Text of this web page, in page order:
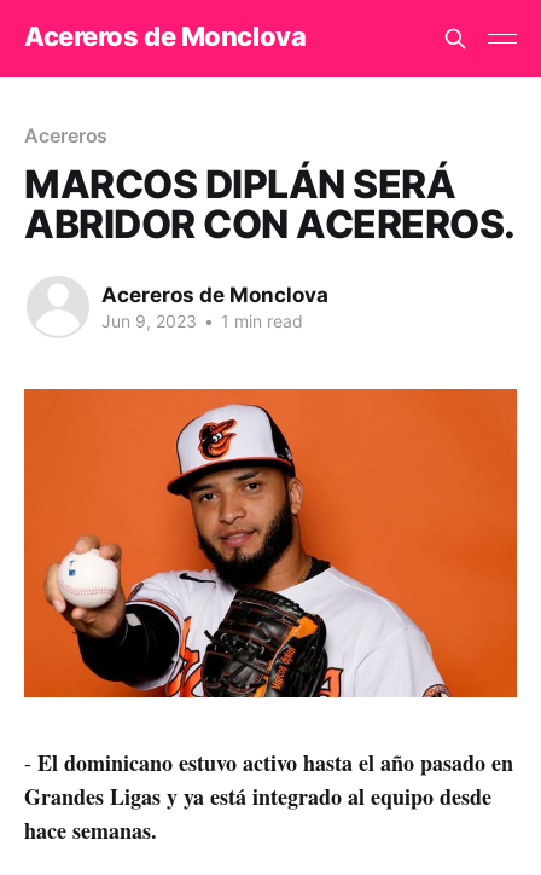
Acereros de Monclova
Acereros
MARCOS DIPLÁN SERÁ
ABRIDOR CON ACEREROS.
Acereros de Monclova
Jun 9, 2023 • 1 min read
- El dominicano estuvo activo hasta el año pasado en
Grandes Ligas y ya está integrado al equipo desde
hace semanas.